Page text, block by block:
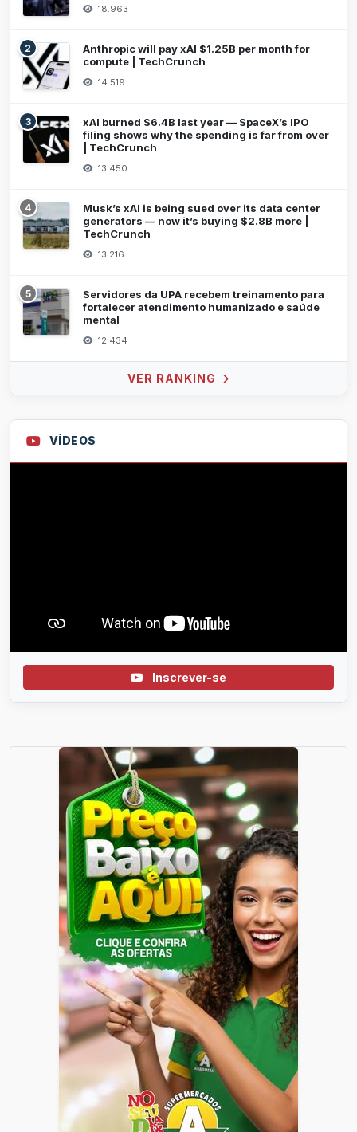
18.963
2
Anthropic will pay xAI $1.25B per month for
compute | TechCrunch
14.519
3
xAI burned $6.4B last year — SpaceX’s IPO
filing shows why the spending is far from over
| TechCrunch
13.450
4
Musk’s xAI is being sued over its data center
generators — now it’s buying $2.8B more |
TechCrunch
13.216
5
Servidores da UPA recebem treinamento para
fortalecer atendimento humanizado e saúde
mental
12.434
VER RANKING
VÍDEOS
Inscrever-se